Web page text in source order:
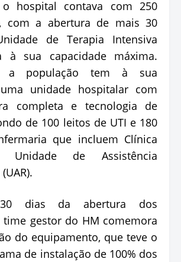
hospital contava com 250
com a abertura de mais 30
de Terapia Intensiva
à sua capacidade máxima.
a população tem à sua
unidade hospitalar com
completa e tecnologia de
de 100 leitos de UTI e 180
que incluem Clínica
de Assistência
30 dias da abertura dos
gestor do HM comemora
do equipamento, que teve o
de instalação de 100% dos